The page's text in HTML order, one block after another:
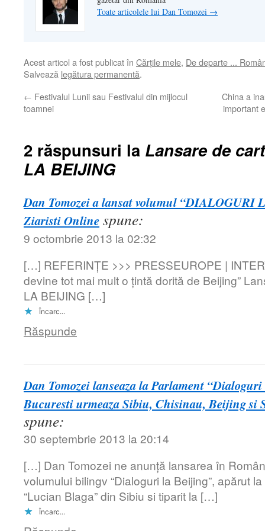
Toate articolele lui Dan Tomozei →
Acest articol a fost publicat în Cărţile mele, De departe ...
Salvează legătura permanentă.
← Festivalul Lunii sau Festivalul din mijlocul
toamnei
China a
important
2 răspunsuri la Lansare de
LA BEIJING
Dan Tomozei a lansat volumul “DIALOGURI
Ziaristi Online spune:
9 octombrie 2013 la 02:32
[…] REFERINŢE >>> PRESSEUROPE |
devine tot mai mult o ţintă dorită de Beijing”
LA BEIJING […]
Încarc...
Răspunde
Dan Tomozei lanseaza la Parlament
Bucuresti urmeaza Sibiu, Chisinau, Beijing
spune:
30 septembrie 2013 la 20:14
[…] Dan Tomozei ne anunţă lansarea în
volumului bilingv “Dialoguri la Beijing”, apărut
“Lucian Blaga” din Sibiu si tiparit la […]
Încarc...